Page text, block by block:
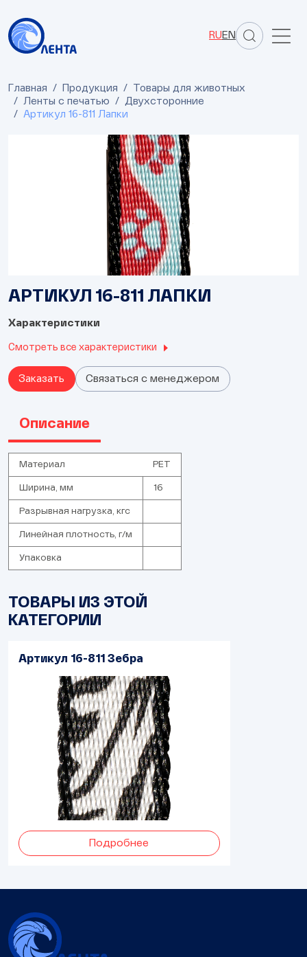
RU EN
Главная Продукция
Товары для животных
Ленты с печатью
Двухсторонние
Артикул 16-811 Лапки
АРТИКУЛ 16-811 ЛАПКИ
Характеристики
Смотреть все характеристики
Заказать Связаться с менеджером
Описание
Материал PET
Ширина, мм 16
Разрывная нагрузка, кгс
Линейная плотность, г/м
Упаковка
ТОВАРЫ ИЗ ЭТОЙ
КАТЕГОРИИ
Артикул 16-811 Зебра
Подробнее